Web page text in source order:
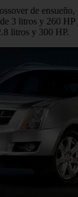
de ensueño,
3 litros y 260
litros y 300 HP.